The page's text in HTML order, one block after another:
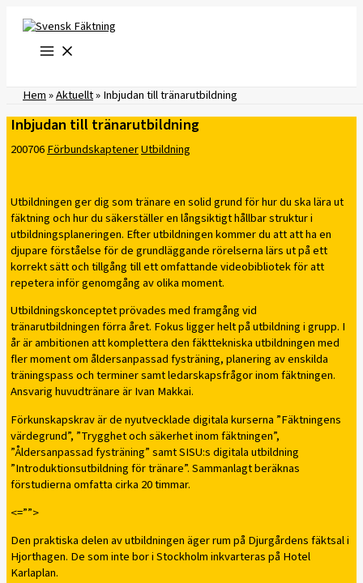
innehåll
Hem»Aktuellt»Inbjudan till tränarutbildning
Inbjudan till tränarutbildning
200706FörbundskaptenerUtbildning
Utbildningen ger dig som tränare en solid grund för hur du ska lära ut
fäktning och hur du säkerställer en långsiktigt hållbar struktur i
utbildningsplaneringen. Efter utbildningen kommer du att att ha en
djupare förståelse för de grundläggande rörelserna lärs ut på ett
korrekt sätt och tillgång till ett omfattande videobibliotek för att
repetera inför genomgång av olika moment.
Utbildningskonceptet prövades med framgång vid
tränarutbildningen förra året. Fokus ligger helt på utbildning i grupp. I
år är ambitionen att komplettera den fäkttekniska utbildningen med
fler moment om åldersanpassad fysträning, planering av enskilda
träningspass och terminer samt ledarskapsfrågor inom fäktningen.
Ansvarig huvudtränare är Ivan Makkai.
Förkunskapskrav är de nyutvecklade digitala kurserna ”Fäktningens
värdegrund”, ”Trygghet och säkerhet inom fäktningen”,
”Åldersanpassad fysträning” samt SISU:s digitala utbildning
”Introduktionsutbildning för tränare”. Sammanlagt beräknas
förstudierna omfatta cirka 20 timmar.
<=””>
Den praktiska delen av utbildningen äger rum på Djurgårdens fäktsal i
Hjorthagen. De som inte bor i Stockholm inkvarteras på Hotel
Karlaplan.